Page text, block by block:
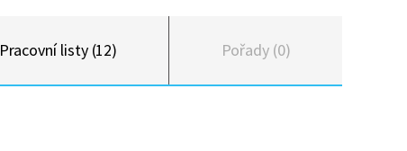
Pracovní listy (12) Pořady (0)